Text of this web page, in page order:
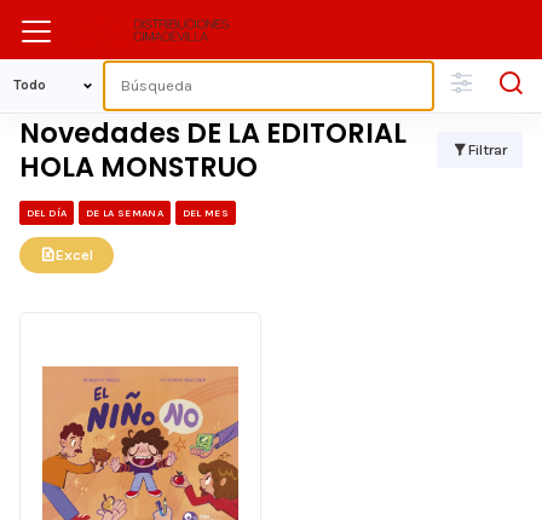
Novedades DE LA EDITORIAL
HOLA MONSTRUO
Filtrar
DEL DÍA DE LA SEMANA DEL MES
Excel